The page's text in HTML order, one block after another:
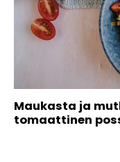
Maukasta ja
tomaattinen